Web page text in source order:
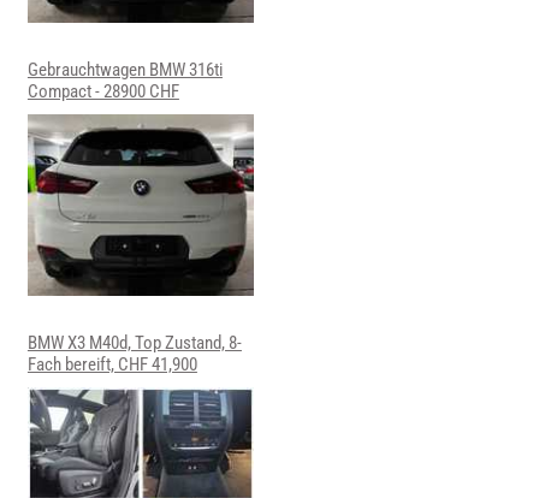
Gebrauchtwagen BMW 316ti
Compact - 28900 CHF
BMW X3 M40d, Top Zustand, 8-
Fach bereift, CHF 41,900